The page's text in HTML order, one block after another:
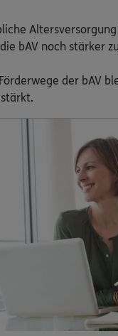
bAV noch stärker
der bAV